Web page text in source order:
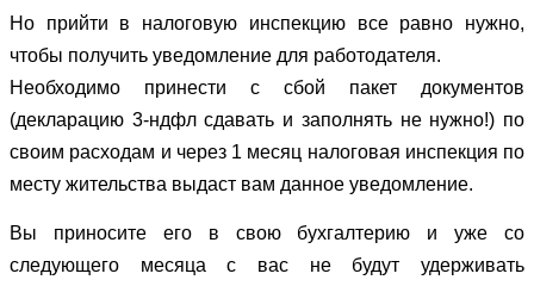
Но прийти в налоговую инспекцию все равно нужно,
чтобы получить уведомление для работодателя.
Необходимо принести с сбой пакет документов
(декларацию 3-ндфл сдавать и заполнять не нужно!) по
своим расходам и через 1 месяц налоговая инспекция по
месту жительства выдаст вам данное уведомление.
Вы приносите его в свою бухгалтерию и уже со
следующего месяца с вас не будут удерживать